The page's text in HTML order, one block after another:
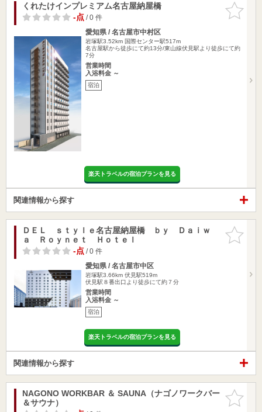
お気に入
りに追加
くれたけインプレミアム名古屋納屋橋
-点/ 0 件
愛知県 / 名古屋市中村区
岩塚駅3.52km 国際センター駅517m
名古屋駅から徒歩にて約13分/東山線伏見駅より徒歩にて約
7分
営業時間
入浴料金 ～
宿泊
楽天トラベルの宿泊プランを見る
関連情報から探す
お気に入
りに追加
ＤＥＬ ｓｔｙｌｅ名古屋納屋橋 ｂｙ Ｄａｉｗ
ａ Ｒｏｙｎｅｔ Ｈｏｔｅｌ
-点/ 0 件
愛知県 / 名古屋市中区
岩塚駅3.66km 伏見駅519m
伏見駅８番出口より徒歩にて約７分
営業時間
入浴料金 ～
宿泊
楽天トラベルの宿泊プランを見る
関連情報から探す
お気に入
りに追加
NAGONO WORKBAR ＆ SAUNA（ナゴノワークバー
＆サウナ）